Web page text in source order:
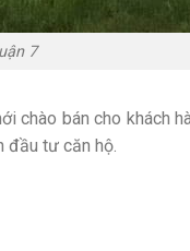
7
chào bán cho khách
đầu tư căn hộ.